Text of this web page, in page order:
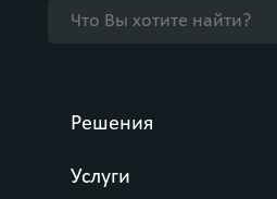
Решения
Услуги